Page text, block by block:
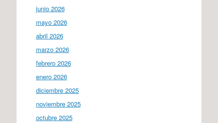
junio 2026
mayo 2026
abril 2026
marzo 2026
febrero 2026
enero 2026
diciembre 2025
noviembre 2025
octubre 2025